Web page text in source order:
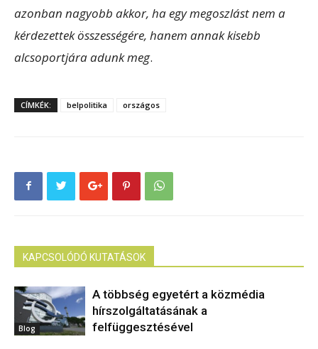
azonban nagyobb akkor, ha egy megoszlást nem a
kérdezettek összességére, hanem annak kisebb
alcsoportjára adunk meg.
CÍMKÉK: belpolitika országos
KAPCSOLÓDÓ KUTATÁSOK
Blog
A többség egyetért a közmédia
hírszolgáltatásának a
felfüggesztésével